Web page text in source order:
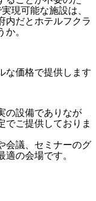
現可能な施設は、
内だとホテルフクラ
。
な価格で提供します
の設備でありなが
でご提供しておりま
会議、セミナーのグ
の会場です。